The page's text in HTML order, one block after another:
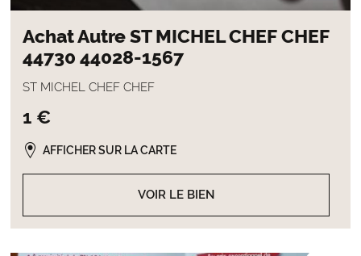
Achat Autre ST MICHEL CHEF CHEF
44730 44028-1567
ST MICHEL CHEF CHEF
1 €
VOIR LE BIEN
AFFICHER SUR LA CARTE